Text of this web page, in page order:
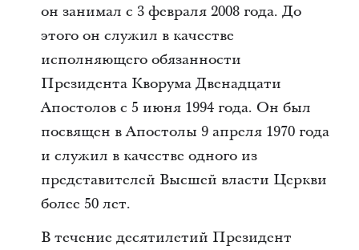
он занимал с 3 февраля 2008 года. До
этого он служил в качестве
исполняющего обязанности
Президента Кворума Двенадцати
Апостолов с 5 июня 1994 года. Он был
посвящен в Апостолы 9 апреля 1970 года
и служил в качестве одного из
представителей Высшей власти Церкви
более 50 лет.
В течение десятилетий Президент